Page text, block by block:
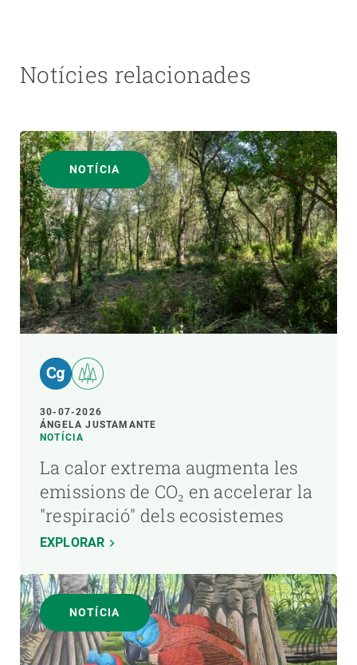
Notícies relacionades
NOTÍCIA
30-07-2026
ÁNGELA JUSTAMANTE
NOTÍCIA
La calor extrema augmenta les
emissions de CO₂ en accelerar la
"respiració" dels ecosistemes
EXPLORAR
NOTÍCIA